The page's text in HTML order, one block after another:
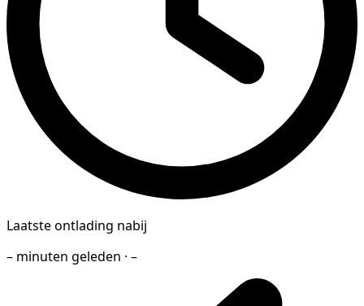
Laatste ontlading nabij
– minuten geleden · –